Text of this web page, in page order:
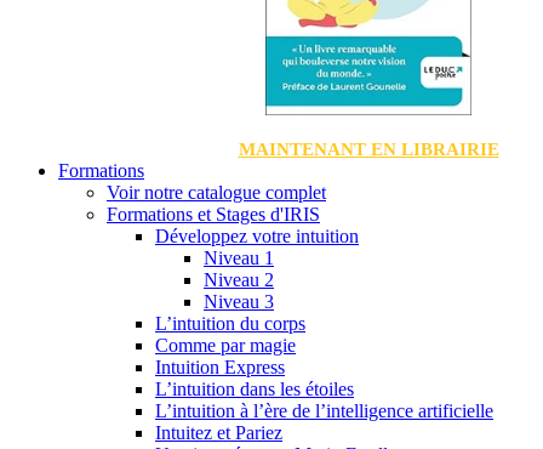
MAINTENANT EN LIBRAIRIE
Formations
Voir notre catalogue complet
Formations et Stages d'IRIS
Développez votre intuition
Niveau 1
Niveau 2
Niveau 3
L’intuition du corps
Comme par magie
Intuition Express
L’intuition dans les étoiles
L’intuition à l’ère de l’intelligence artificielle
Intuitez et Pariez